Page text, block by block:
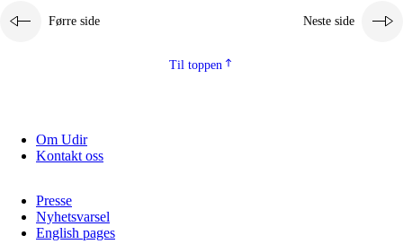
Førre side Neste side
Til toppen
Om Udir
Kontakt oss
Presse
Nyhetsvarsel
English pages